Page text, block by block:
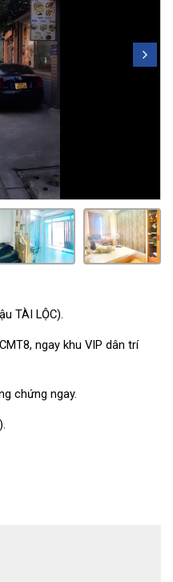
TÀI LỘC).
ngay khu VIP dân trí
chứng ngay.